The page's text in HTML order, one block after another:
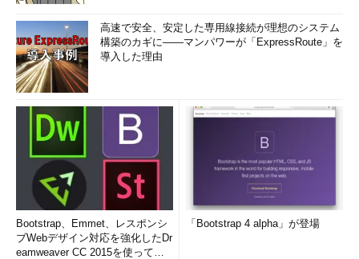
高速で安全、安定した専用線接続が理想のシステム
構築のカギに――マンパワーが「ExpressRoute」を
導入した理由
Bootstrap、Emmet、レスポンシ
ブWebデザイン対応を強化したDr
eamweaver CC 2015を使って
「Bootstrap 4 alpha」が登場